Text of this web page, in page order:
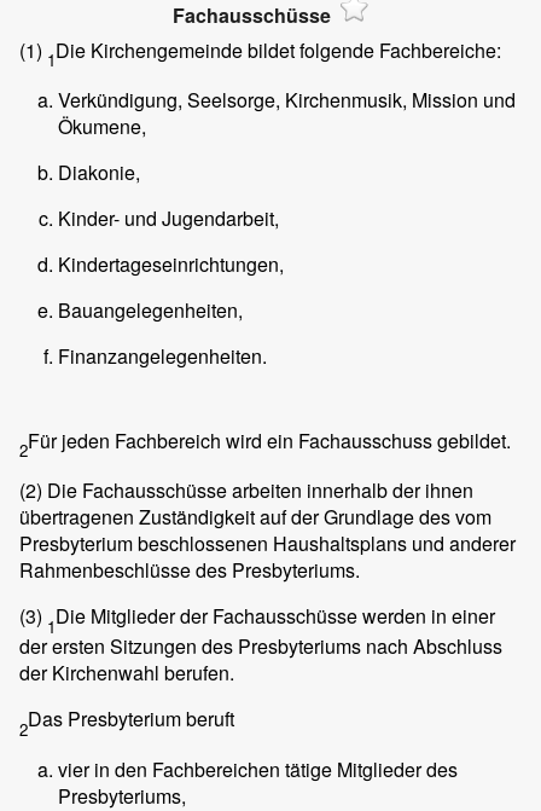
Fachausschüsse
(1) 1Die Kirchengemeinde bildet folgende Fachbereiche:
Verkündigung, Seelsorge, Kirchenmusik, Mission und
Ökumene,
Diakonie,
Kinder- und Jugendarbeit,
Kindertageseinrichtungen,
Bauangelegenheiten,
Finanzangelegenheiten.
2Für jeden Fachbereich wird ein Fachausschuss gebildet.
(2) Die Fachausschüsse arbeiten innerhalb der ihnen
übertragenen Zuständigkeit auf der Grundlage des vom
Presbyterium beschlossenen Haushaltsplans und anderer
Rahmenbeschlüsse des Presbyteriums.
(3) 1Die Mitglieder der Fachausschüsse werden in einer
der ersten Sitzungen des Presbyteriums nach Abschluss
der Kirchenwahl berufen.
2Das Presbyterium beruft
vier in den Fachbereichen tätige Mitglieder des
Presbyteriums,